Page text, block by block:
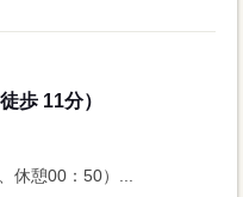
歩 11分）
休憩00：50）...